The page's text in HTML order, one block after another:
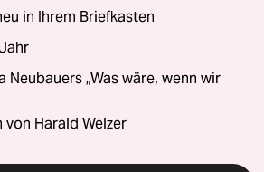
in Ihrem Briefkasten
Neubauers „Was wäre, wenn wir
von Harald Welzer